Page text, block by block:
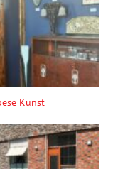
Kunst